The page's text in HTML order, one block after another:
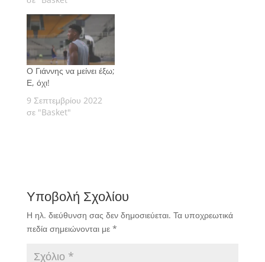
Ελσίνκι.
Ο Γιάννης να μείνει έξω;
Ε, όχι!
9 Σεπτεμβρίου 2022
σε "Basket"
Υποβολή Σχολίου
Η ηλ. διεύθυνση σας δεν δημοσιεύεται. Τα υποχρεωτικά
πεδία σημειώνονται με *